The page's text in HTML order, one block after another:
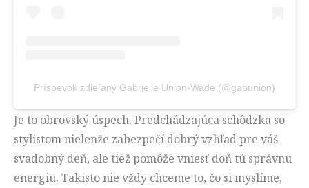
Príspevok zdieľaný Gabrielle Union-Wade (@gabunion)
Je to obrovský úspech. Predchádzajúca schôdzka so
stylistom nielenže zabezpečí dobrý vzhľad pre váš
svadobný deň, ale tiež pomôže vniesť doň tú správnu
energiu. Takisto nie vždy chceme to, čo si myslíme,